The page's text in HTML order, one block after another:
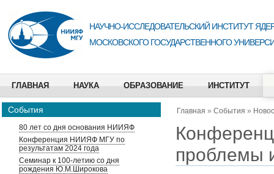
НАУЧНО-ИССЛЕДОВАТЕЛЬСКИЙ ИНСТИТУТ
МОСКОВСКОГО ГОСУДАРСТВЕННОГО
ГЛАВНАЯ НАУКА ОБРАЗОВАНИЕ ИНСТИТУТ
События
80 лет со дня основания НИИЯФ
Конференция НИИЯФ МГУ по
результатам 2024 года
Семинар к 100-летию со дня
рождения Ю.М.Широкова
Главная » События »
проблемы